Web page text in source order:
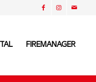
FIREMANAGER